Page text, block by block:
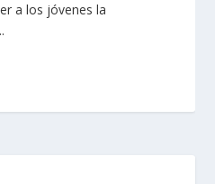
a los jóvenes la